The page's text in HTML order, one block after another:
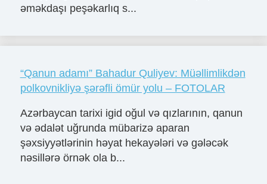
əməkdaşı peşəkarlıq s...
“Qanun adamı” Bahadur Quliyev: Müəllimlikdən
polkovnikliyə şərəfli ömür yolu – FOTOLAR
Azərbaycan tarixi igid oğul və qızlarının, qanun
və ədalət uğrunda mübarizə aparan
şəxsiyyətlərinin həyat hekayələri və gələcək
nəsillərə örnək ola b...